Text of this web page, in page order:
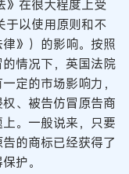
》在很大程度上受
于以使用原则和不
》）的影响。按照
情况下，英国法院
定的市场影响力，
、被告仿冒原告商
。一般说来，只要
的商标已经获得了
护。